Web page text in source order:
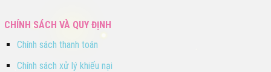
CHÍNH SÁCH VÀ QUY ĐỊNH
Chính sách thanh toán
Chính sách xử lý khiếu nại